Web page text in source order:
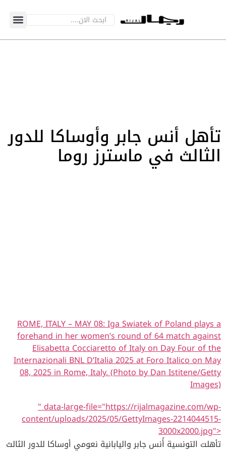
تأهل أنس جابر وأوساكا للدور
الثالث في ماسترز روما
ROME, ITALY – MAY 08: Iga Swiatek of Poland plays a
forehand in her women’s round of 64 match against
Elisabetta Cocciaretto of Italy on Day Four of the
Internazionali BNL D’Italia 2025 at Foro Italico on May
08, 2025 in Rome, Italy. (Photo by Dan Istitene/Getty
Images)
" data-large-file="https://rijalmagazine.com/wp-
content/uploads/2025/05/GettyImages-2214044515-
3000x2000.jpg">
تأهلت التونسية أُنس جابر واليابانية نعومي أوساكا للدور الثالث